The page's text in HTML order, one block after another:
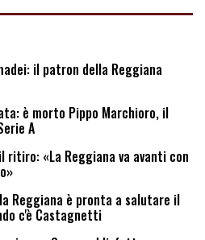
il patron della Reggiana
è morto Pippo Marchioro, il
A
ritiro: «La Reggiana va avanti con
Reggiana è pronta a salutare il
c'è Castagnetti